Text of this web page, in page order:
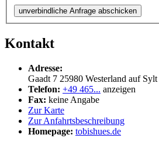
unverbindliche Anfrage abschicken
Kontakt
Adresse:
Gaadt 7 25980 Westerland auf Sylt
Telefon: +49 465... anzeigen
Fax: keine Angabe
Zur Karte
Zur Anfahrtsbeschreibung
Homepage: tobishues.de